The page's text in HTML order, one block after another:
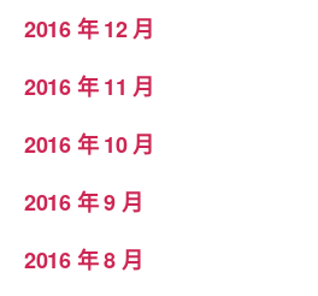
2016 年 12 月
2016 年 11 月
2016 年 10 月
2016 年 9 月
2016 年 8 月